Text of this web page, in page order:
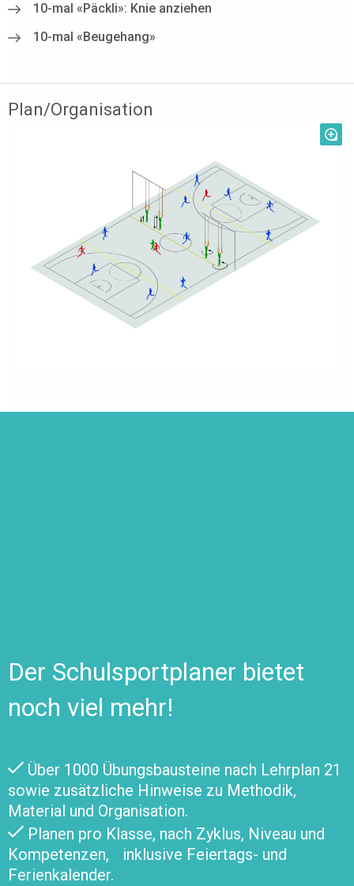
10-mal «Päckli»: Knie anziehen
10-mal «Beugehang»
Plan/Organisation
Der Schulsportplaner bietet
noch viel mehr!
Über 1000 Übungsbausteine nach Lehrplan 21
sowie zusätzliche Hinweise zu Methodik,
Material und Organisation.
Planen pro Klasse, nach Zyklus, Niveau und
Kompetenzen, inklusive Feiertags- und
Ferienkalender.